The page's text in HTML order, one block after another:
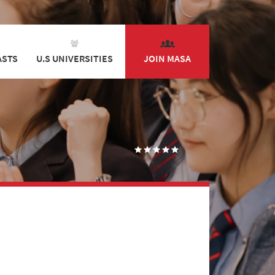
U.S UNIVERSITIES JOIN MASA